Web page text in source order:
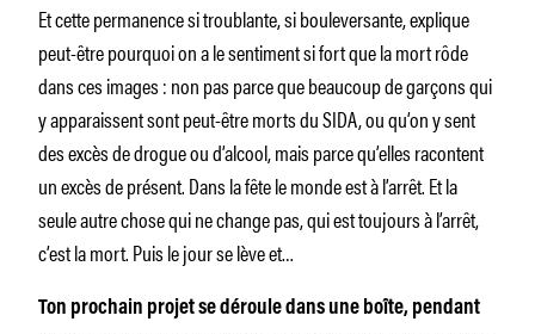
Et cette permanence si troublante, si bouleversante, explique
peut-être pourquoi on a le sentiment si fort que la mort rôde
dans ces images : non pas parce que beaucoup de garçons qui
y apparaissent sont peut-être morts du SIDA, ou qu’on y sent
des excès de drogue ou d’alcool, mais parce qu’elles racontent
un excès de présent. Dans la fête le monde est à l’arrêt. Et la
seule autre chose qui ne change pas, qui est toujours à l’arrêt,
c’est la mort. Puis le jour se lève et…
Ton prochain projet se déroule dans une boîte, pendant